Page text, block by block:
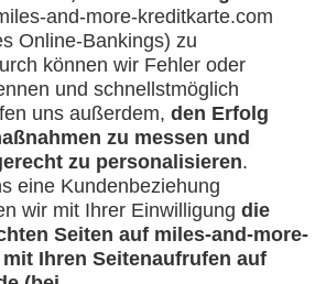
Miles & More
Lufthansa Miles & More
sofort sperren, wenn ich einen
nicht zuordnen kann?